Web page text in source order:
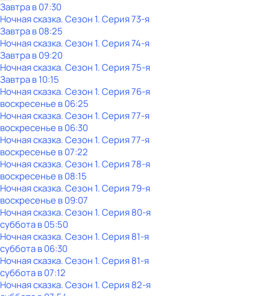
Завтра в 07:30
Ночная сказка. Сезон 1. Серия 73-я
Завтра в 08:25
Ночная сказка. Сезон 1. Серия 74-я
Завтра в 09:20
Ночная сказка. Сезон 1. Серия 75-я
Завтра в 10:15
Ночная сказка. Сезон 1. Серия 76-я
воскресенье в06:25
Ночная сказка. Сезон 1. Серия 77-я
воскресенье в06:30
Ночная сказка. Сезон 1. Серия 77-я
воскресенье в07:22
Ночная сказка. Сезон 1. Серия 78-я
воскресенье в08:15
Ночная сказка. Сезон 1. Серия 79-я
воскресенье в09:07
Ночная сказка. Сезон 1. Серия 80-я
субботав05:50
Ночная сказка. Сезон 1. Серия 81-я
субботав06:30
Ночная сказка. Сезон 1. Серия 81-я
субботав07:12
Ночная сказка. Сезон 1. Серия 82-я